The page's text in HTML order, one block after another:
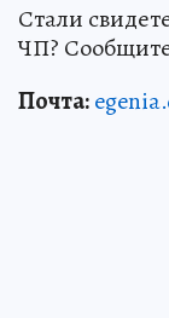
Стали
ЧП?
Почта: